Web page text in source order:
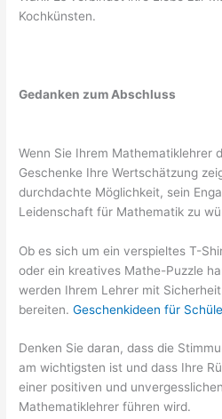
Kochkünsten.
Gedanken zum Abschluss
Wenn Sie Ihrem Mathematiklehrer
Geschenke Ihre Wertschätzung
durchdachte Möglichkeit, sein
Leidenschaft für Mathematik zu
Ob es sich um ein verspieltes T-
oder ein kreatives Mathe-Puzzle
werden Ihrem Lehrer mit
bereiten.Geschenkideen für
Denken Sie daran, dass die
am wichtigsten ist und dass Ihre
einer positiven und
Mathematiklehrer führen wird.